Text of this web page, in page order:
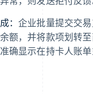
： 企业批量提交交
额，并将款项划转
确显示在持卡人账单